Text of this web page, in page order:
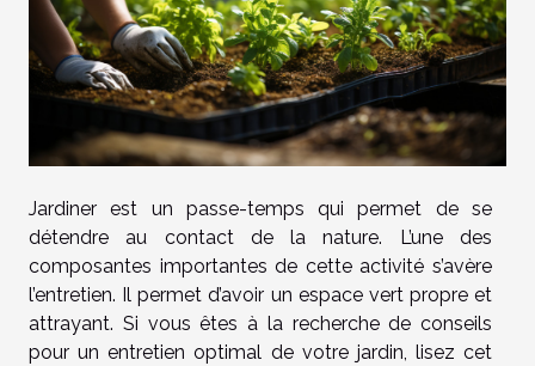
Jardiner est un passe-temps qui permet de se
détendre au contact de la nature. L’une des
composantes importantes de cette activité s’avère
l’entretien. Il permet d’avoir un espace vert propre et
attrayant. Si vous êtes à la recherche de conseils
pour un entretien optimal de votre jardin, lisez cet